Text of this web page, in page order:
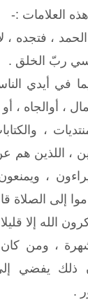
العلامات :-
، فتجده ،
ربّ الخلق .
في أيدي
، أوالجاه ،
،
، اللذين هم
،
إلى الصلاة
الله إلا
، ومن كان
ذلك يفضي
.